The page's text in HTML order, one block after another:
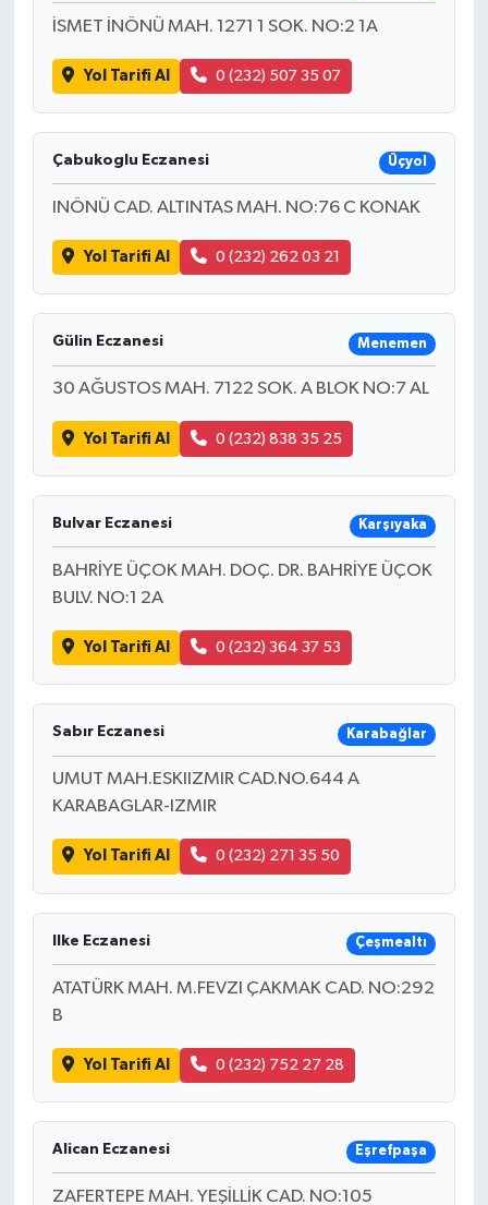
İSMET İNÖNÜ MAH. 1271 1 SOK. NO:2 1A
Yol Tarifi Al 0 (232) 507 35 07
Çabukoglu Eczanesi Üçyol
INÖNÜ CAD. ALTINTAS MAH. NO:76 C KONAK
Yol Tarifi Al 0 (232) 262 03 21
Gülin Eczanesi Menemen
30 AĞUSTOS MAH. 7122 SOK. A BLOK NO:7 AL
Yol Tarifi Al 0 (232) 838 35 25
Bulvar Eczanesi Karşıyaka
BAHRİYE ÜÇOK MAH. DOÇ. DR. BAHRİYE ÜÇOK
BULV. NO:1 2A
Yol Tarifi Al 0 (232) 364 37 53
Sabır Eczanesi Karabağlar
UMUT MAH.ESKIIZMIR CAD.NO.644 A
KARABAGLAR-IZMIR
Yol Tarifi Al 0 (232) 271 35 50
Ilke Eczanesi Çeşmealtı
ATATÜRK MAH. M.FEVZI ÇAKMAK CAD. NO:292
B
Yol Tarifi Al 0 (232) 752 27 28
Alican Eczanesi Eşrefpaşa
ZAFERTEPE MAH. YEŞİLLİK CAD. NO:105